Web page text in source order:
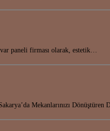
paneli firması olarak, estetik…
Mekanlarınızı